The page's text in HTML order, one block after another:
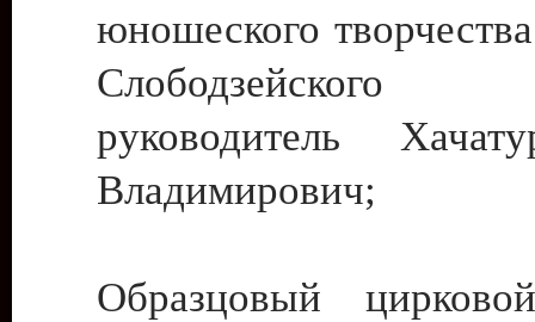
юношеского
руководитель
Владимирович;
Образцовый